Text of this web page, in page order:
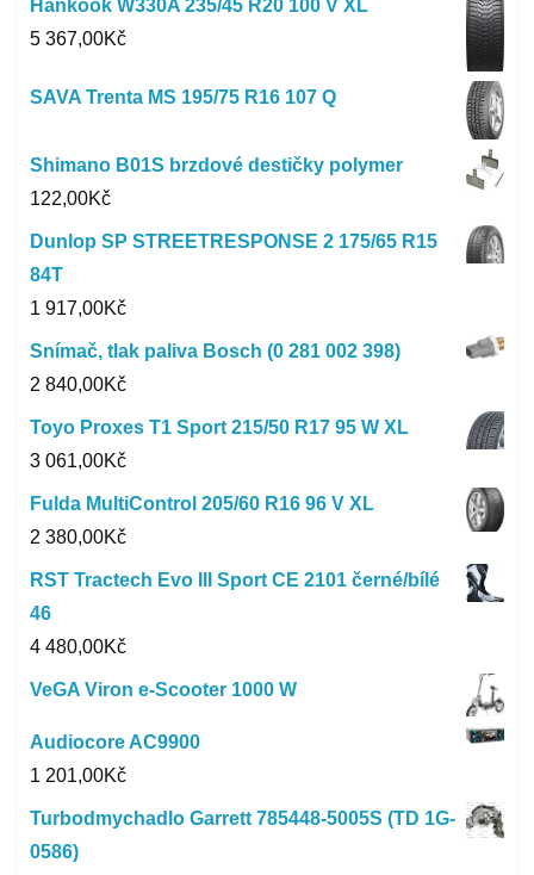
Hankook W330A 235/45 R20 100 V XL
5 367,00Kč
SAVA Trenta MS 195/75 R16 107 Q
Shimano B01S brzdové destičky polymer
122,00Kč
Dunlop SP STREETRESPONSE 2 175/65 R15
84T
1 917,00Kč
Snímač, tlak paliva Bosch (0 281 002 398)
2 840,00Kč
Toyo Proxes T1 Sport 215/50 R17 95 W XL
3 061,00Kč
Fulda MultiControl 205/60 R16 96 V XL
2 380,00Kč
RST Tractech Evo III Sport CE 2101 černé/bílé
46
4 480,00Kč
VeGA Viron e-Scooter 1000 W
Audiocore AC9900
1 201,00Kč
Turbodmychadlo Garrett 785448-5005S (TD 1G-
0586)